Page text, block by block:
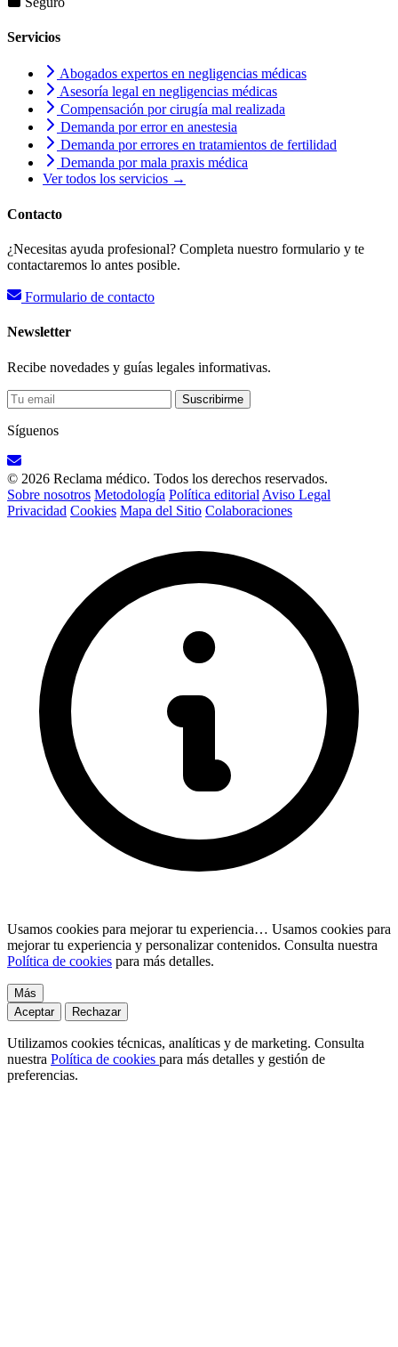
Servicios
Abogados expertos en negligencias médicas
Asesoría legal en negligencias médicas
Compensación por cirugía mal realizada
Demanda por error en anestesia
Demanda por errores en tratamientos de fertilidad
Demanda por mala praxis médica
Ver todos los servicios →
Contacto
¿Necesitas ayuda profesional? Completa nuestro formulario y te
contactaremos lo antes posible.
Formulario de contacto
Newsletter
Recibe novedades y guías legales informativas.
Suscribirme
Síguenos
© 2026 Reclama médico. Todos los derechos reservados.
Sobre nosotros Metodología Política editorial Aviso Legal
Privacidad Cookies Mapa del Sitio Colaboraciones
Usamos cookies para mejorar tu experiencia… Usamos cookies para
mejorar tu experiencia y personalizar contenidos. Consulta nuestra
Política de cookies para más detalles.
Más
Aceptar
Rechazar
Utilizamos cookies técnicas, analíticas y de marketing. Consulta
nuestra Política de cookies para más detalles y gestión de
preferencias.